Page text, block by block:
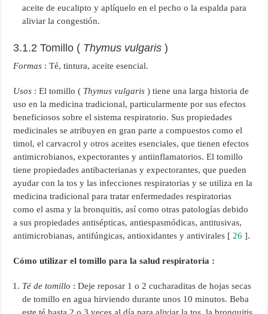
aceite de eucalipto y aplíquelo en el pecho o la espalda para
aliviar la congestión.
3.1.2 Tomillo ( Thymus vulgaris )
Formas : Té, tintura, aceite esencial.
Usos : El tomillo ( Thymus vulgaris ) tiene una larga historia de
uso en la medicina tradicional, particularmente por sus efectos
beneficiosos sobre el sistema respiratorio. Sus propiedades
medicinales se atribuyen en gran parte a compuestos como el
timol, el carvacrol y otros aceites esenciales, que tienen efectos
antimicrobianos, expectorantes y antiinflamatorios. El tomillo
tiene propiedades antibacterianas y expectorantes, que pueden
ayudar con la tos y las infecciones respiratorias y se utiliza en la
medicina tradicional para tratar enfermedades respiratorias
como el asma y la bronquitis, así como otras patologías debido
a sus propiedades antisépticas, antiespasmódicas, antitusivas,
antimicrobianas, antifúngicas, antioxidantes y antivirales [ 26 ].
Cómo utilizar el tomillo para la salud respiratoria :
Té de tomillo : Deje reposar 1 o 2 cucharaditas de hojas secas
de tomillo en agua hirviendo durante unos 10 minutos. Beba